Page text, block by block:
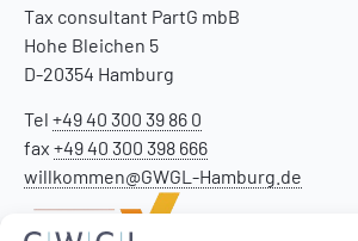
Tax consultant PartG mbB
Hohe Bleichen 5
D-20354 Hamburg
Tel +49 40 300 39 86 0
fax +49 40 300 398 666
willkommen@GWGL-Hamburg.de